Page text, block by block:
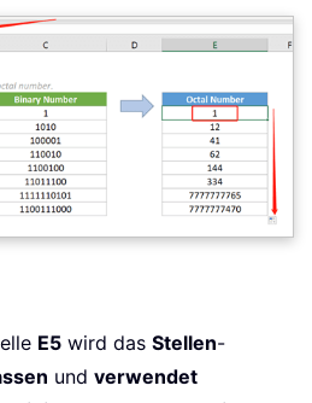
E5 wird das Stellen-
und verwendet